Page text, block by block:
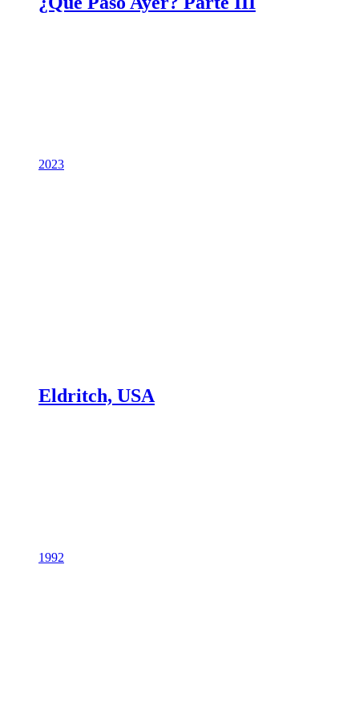
2023
Eldritch, USA
1992